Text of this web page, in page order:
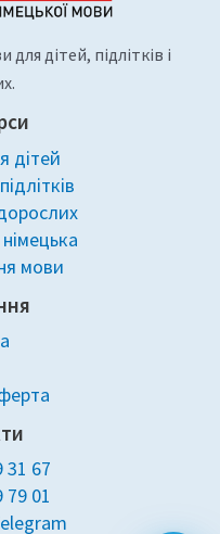
дітей, підлітків і
дітей
мови
31 67
79 01